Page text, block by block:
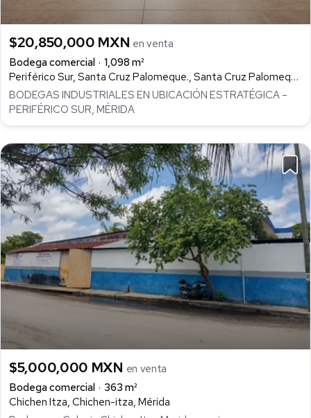
$20,850,000 MXN en venta
Bodega comercial
1,098 m²
Periférico Sur, Santa Cruz Palomeque., Santa Cruz Palomeque, Mérida
BODEGAS INDUSTRIALES EN UBICACIÓN ESTRATÉGICA –
PERIFÉRICO SUR, MÉRIDA
$5,000,000 MXN en venta
Bodega comercial
363 m²
Chichen Itza, Chichen-itza, Mérida